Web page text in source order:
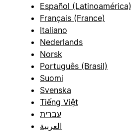
Español (Latinoamérica)
Français (France)
Italiano
Nederlands
Norsk
Português (Brasil)
Suomi
Svenska
Tiếng Việt
עברית
العربية